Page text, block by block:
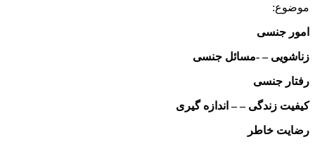
موضوع:
امور جنسی
زناشویی – -مسائل جنسی
رفتار جنسی
کیفیت زندگی – – اندازه گیری
رضایت خاطر